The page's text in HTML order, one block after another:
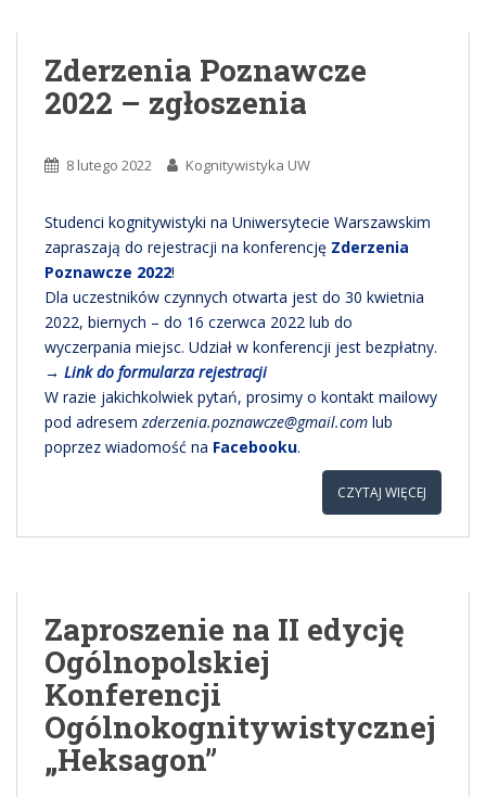
Zderzenia Poznawcze
2022 – zgłoszenia
8 lutego 2022 Kognitywistyka UW
Studenci kognitywistyki na Uniwersytecie Warszawskim
zapraszają do rejestracji na konferencję Zderzenia
Poznawcze 2022!
Dla uczestników czynnych otwarta jest do 30 kwietnia
2022, biernych – do 16 czerwca 2022 lub do
wyczerpania miejsc. Udział w konferencji jest bezpłatny.
→ Link do formularza rejestracji
W razie jakichkolwiek pytań, prosimy o kontakt mailowy
pod adresemzderzenia.poznawcze@gmail.com lub
poprzez wiadomość na Facebooku.
CZYTAJ WIĘCEJ
Zaproszenie na II edycję
Ogólnopolskiej
Konferencji
Ogólnokognitywistycznej
„Heksagon”